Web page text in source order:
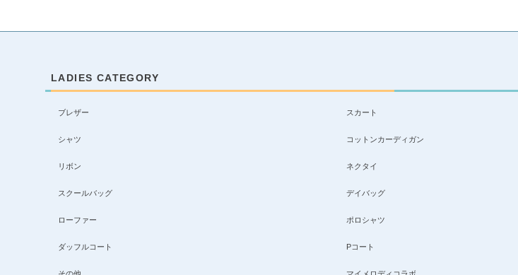
LADIES CATEGORY
ブレザー スカート
シャツ コットンカーディガン
リボン ネクタイ
スクールバッグ デイバッグ
ローファー ポロシャツ
ダッフルコート Pコート